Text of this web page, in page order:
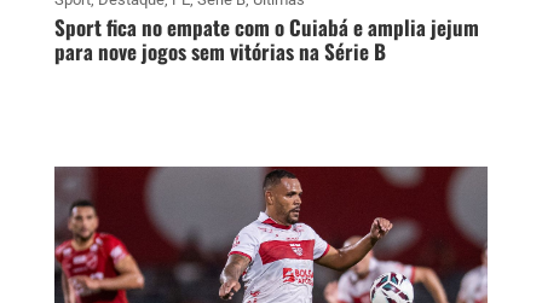
Sport fica no empate com o Cuiabá e amplia jejum
para nove jogos sem vitórias na Série B